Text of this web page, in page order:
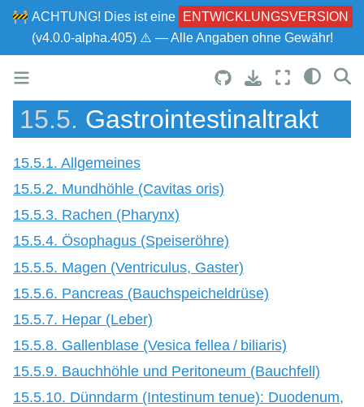
🚧 ACHTUNG! Dies ist eine
ENTWICKLUNGSVERSION
(v4.0.0-alpha.405) ⚠ — Alle Angaben ohne Gewähr!
15.5. Gastrointestinaltrakt
15.5.1. Allgemeines
15.5.2. Mundhöhle (Cavitas oris)
15.5.3. Rachen (Pharynx)
15.5.4. Ösophagus (Speiseröhre)
15.5.5. Magen (Ventriculus, Gaster)
15.5.6. Pancreas (Bauchspeicheldrüse)
15.5.7. Hepar (Leber)
15.5.8. Gallenblase (Vesica fellea / biliaris)
15.5.9. Bauchhöhle und Peritoneum (Bauchfell)
15.5.10. Dünndarm (Intestinum tenue): Duodenum,